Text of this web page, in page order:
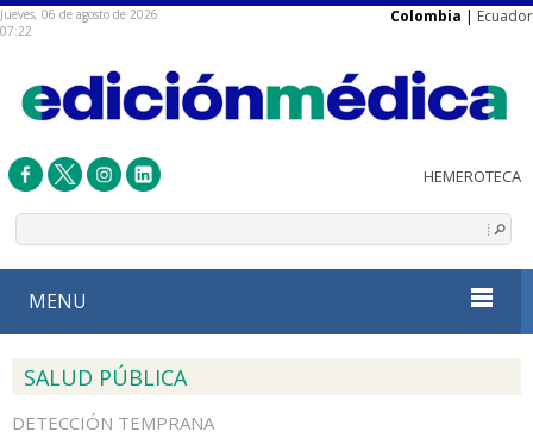
Jueves, 06 de agosto de 2026
07:22
Colombia | Ecuador
MENU
SALUD PÚBLICA
DETECCIÓN TEMPRANA